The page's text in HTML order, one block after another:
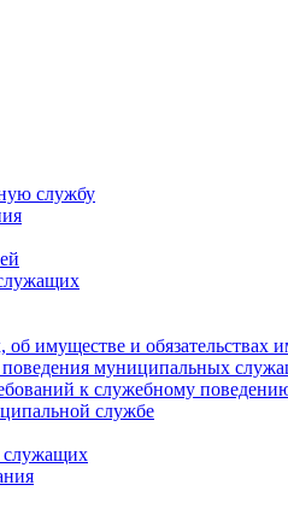
службу
об имуществе и обязательствах
муниципальных
к служебному
службе
служащих